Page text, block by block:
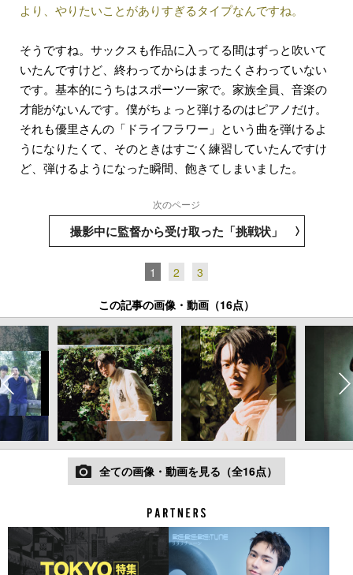
より、やりたいことがありすぎるタイプなんですね。
そうですね。サックスも作品に入ってる間はずっと吹いて
いたんですけど、終わってからはまったくさわっていない
です。基本的にうちはスポーツ一家で。家族全員、音楽の
才能がないんです。僕がちょっと弾けるのはピアノだけ。
それも優里さんの「ドライフラワー」という曲を弾けるよ
うになりたくて、そのときはすごく練習していたんですけ
ど、弾けるようになった瞬間、飽きてしまいました。
次のページ
撮影中に監督から受け取った「挑戦状」
1 2 3
この記事の画像・動画（16点）
全ての画像・動画を見る（全16点）